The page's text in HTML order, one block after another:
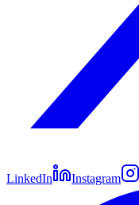
LinkedIn Instagram